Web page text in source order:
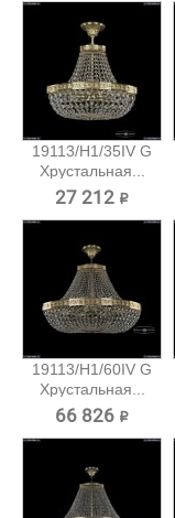
19113/H1/35IV G
Хрустальная...
27 212 ₽
19113/H1/60IV G
Хрустальная...
66 826 ₽